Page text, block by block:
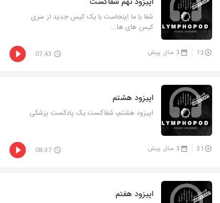
شفا با ما اینجاست با یک کیس جدید از سری
کیس های ها...
12 3 سال پیش 07:43
اپیزود هشتم
اپیزود هشتم، شفاکست یک پادکست پزشکی
31 3 سال پیش 08:37
اپیزود هفتم